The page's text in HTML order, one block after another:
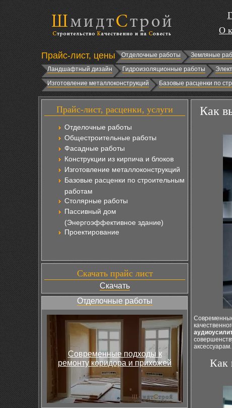
О
Прайс-лист, цены Отделочные работы Земляные
Ландшафтный дизайн
Гидроизоляционные работы
Изготовление металлоконструкций
Базовые расценки по
Прайс-лист, расценки, услуги
Отделочные работы
Общестроительные работы
Фасадные работы
Конструкции из кирпича и блоков
Изготовление металлоконструкций
Базовые расценки по строительным
работам
Столярные работы
Пассивный дом
(Энергоэффективное здание)
Проектирование
Скачать прайс лист
Скачать
Отделочные работы
Современные подходы к
ремонту коридора и прихожей
Как
аксессуарам.
Как